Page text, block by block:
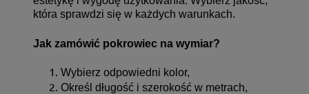
która sprawdzi się w każdych warunkach.
Jak zamówić pokrowiec na wymiar?
Wybierz odpowiedni kolor,
Określ długość i szerokość w metrach,